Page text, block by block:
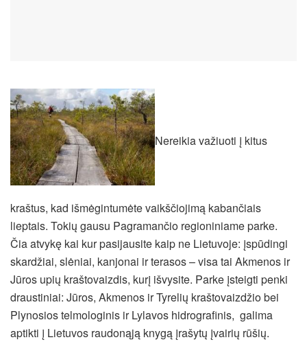
Nereikia važiuoti į kitus
kraštus, kad išmėgintumėte vaikščiojimą kabančiais
lieptais. Tokių gausu Pagramančio regioniniame parke.
Čia atvykę kai kur pasijausite kaip ne Lietuvoje: įspūdingi
skardžiai, slėniai, kanjonai ir terasos – visa tai Akmenos ir
Jūros upių kraštovaizdis, kurį išvysite. Parke įsteigti penki
draustiniai: Jūros, Akmenos ir Tyrelių kraštovaizdžio bei
Plynosios telmologinis ir Lylavos hidrografinis, galima
aptikti į Lietuvos raudonąją knygą įrašytų įvairių rūšių.